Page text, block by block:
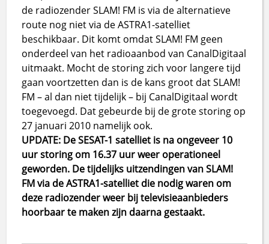
de radiozender SLAM! FM is via de alternatieve
route nog niet via de ASTRA1-satelliet
beschikbaar. Dit komt omdat SLAM! FM geen
onderdeel van het radioaanbod van CanalDigitaal
uitmaakt. Mocht de storing zich voor langere tijd
gaan voortzetten dan is de kans groot dat SLAM!
FM – al dan niet tijdelijk – bij CanalDigitaal wordt
toegevoegd. Dat gebeurde bij de grote storing op
27 januari 2010 namelijk ook.
UPDATE: De SESAT-1 satelliet is na ongeveer 10
uur storing om 16.37 uur weer operationeel
geworden. De tijdelijks uitzendingen van SLAM!
FM via de ASTRA1-satelliet die nodig waren om
deze radiozender weer bij televisieaanbieders
hoorbaar te maken zijn daarna gestaakt.